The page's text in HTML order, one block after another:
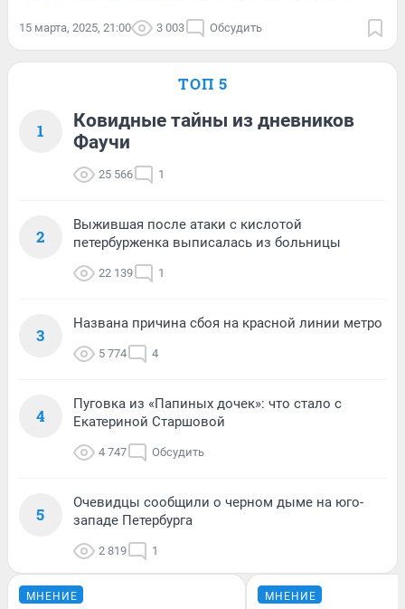
15 марта, 2025, 21:00 3 003 Обсудить
ТОП 5
1
Ковидные тайны из дневников
Фаучи
25 566 1
2
Выжившая после атаки с кислотой
петербурженка выписалась из больницы
22 139 1
3
Названа причина сбоя на красной линии метро
5 774 4
4
Пуговка из «Папиных дочек»: что стало с
Екатериной Старшовой
4 747 Обсудить
5
Очевидцы сообщили о черном дыме на юго-
западе Петербурга
2 819 1
МНЕНИЕ МНЕНИЕ